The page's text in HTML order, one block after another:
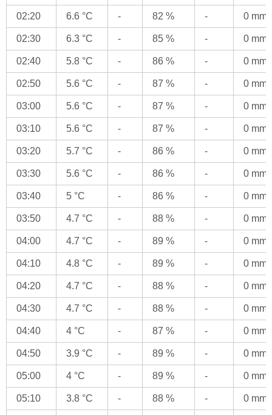
02:20 6.6 °C - 82 % - 0 mm
02:30 6.3 °C - 85 % - 0 mm
02:40 5.8 °C - 86 % - 0 mm
02:50 5.6 °C - 87 % - 0 mm
03:00 5.6 °C - 87 % - 0 mm
03:10 5.6 °C - 87 % - 0 mm
03:20 5.7 °C - 86 % - 0 mm
03:30 5.6 °C - 86 % - 0 mm
03:40 5 °C - 86 % - 0 mm
03:50 4.7 °C - 88 % - 0 mm
04:00 4.7 °C - 89 % - 0 mm
04:10 4.8 °C - 89 % - 0 mm
04:20 4.7 °C - 88 % - 0 mm
04:30 4.7 °C - 88 % - 0 mm
04:40 4 °C - 87 % - 0 mm
04:50 3.9 °C - 89 % - 0 mm
05:00 4 °C - 89 % - 0 mm
05:10 3.8 °C - 88 % - 0 mm